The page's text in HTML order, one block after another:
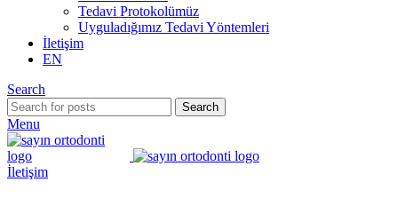
Tedavi Protokolümüz
Uyguladığımız Tedavi Yöntemleri
İletişim
EN
Search
Search
Menu
İletişim